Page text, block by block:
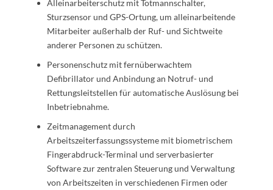
Alleinarbeiterschutz mit Totmannschalter,
Sturzsensor und GPS-Ortung, um alleinarbeitende
Mitarbeiter außerhalb der Ruf- und Sichtweite
anderer Personen zu schützen.
Personenschutz mit fernüberwachtem
Defibrillator und Anbindung an Notruf- und
Rettungsleitstellen für automatische Auslösung bei
Inbetriebnahme.
Zeitmanagement durch
Arbeitszeiterfassungssysteme mit biometrischem
Fingerabdruck-Terminal und serverbasierter
Software zur zentralen Steuerung und Verwaltung
von Arbeitszeiten in verschiedenen Firmen oder